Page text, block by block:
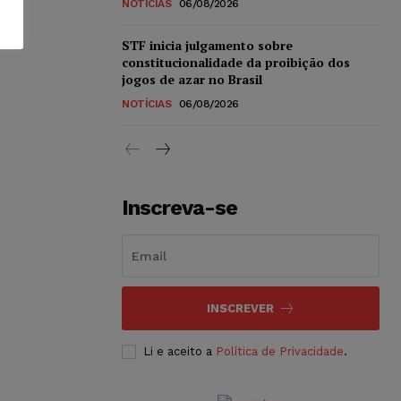
NOTÍCIAS 06/08/2026
STF inicia julgamento sobre
constitucionalidade da proibição dos
jogos de azar no Brasil
NOTÍCIAS 06/08/2026
Inscreva-se
INSCREVER
Li e aceito a Política de Privacidade.